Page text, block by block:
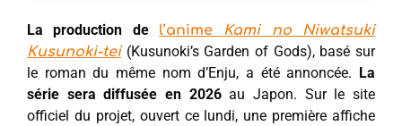
La production de l’anime Kami no Niwatsuki
Kusunoki-tei(Kusunoki’s Garden of Gods), basé sur
le roman du même nom d’Enju, a été annoncée. La
série sera diffusée en 2026au Japon. Sur le site
officiel du projet, ouvert ce lundi, une première affiche